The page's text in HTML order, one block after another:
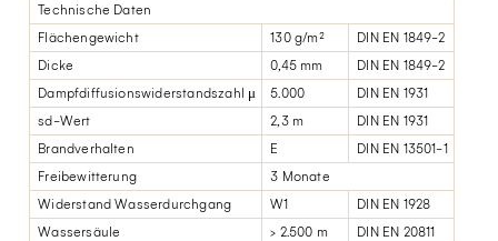
Technische Daten
Flächengewicht
130 g/m²
DIN EN 1849-2
Dicke
0,45 mm
DIN EN 1849-2
Dampfdiffusionswiderstandszahl μ
5.000
DIN EN 1931
sd-Wert
2,3 m
DIN EN 1931
Brandverhalten
E
DIN EN 13501-1
Freibewitterung
3 Monate
Widerstand Wasserdurchgang
W1
DIN EN 1928
Wassersäule
> 2.500 m
DIN EN 20811